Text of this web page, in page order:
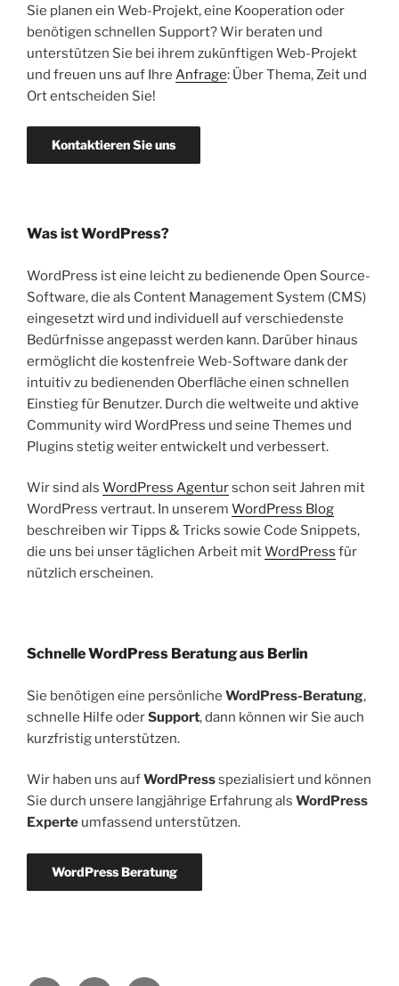
Sie planen ein Web-Projekt, eine Kooperation oder
benötigen schnellen Support? Wir beraten und
unterstützen Sie bei ihrem zukünftigen Web-Projekt
und freuen uns auf Ihre Anfrage: Über Thema, Zeit und
Ort entscheiden Sie!
Kontaktieren Sie uns
Was ist WordPress?
WordPress ist eine leicht zu bedienende Open Source-
Software, die als Content Management System (CMS)
eingesetzt wird und individuell auf verschiedenste
Bedürfnisse angepasst werden kann. Darüber hinaus
ermöglicht die kostenfreie Web-Software dank der
intuitiv zu bedienenden Oberfläche einen schnellen
Einstieg für Benutzer. Durch die weltweite und aktive
Community wird WordPress und seine Themes und
Plugins stetig weiter entwickelt und verbessert.
Wir sind als WordPress Agenturschon seit Jahren mit
WordPress vertraut. In unserem WordPress Blog
beschreiben wir Tipps & Tricks sowie Code Snippets,
die uns bei unser täglichen Arbeit mitWordPress für
nützlich erscheinen.
Schnelle WordPress Beratung aus Berlin
Sie benötigen eine persönliche WordPress-Beratung,
schnelle Hilfe oderSupport, dann können wir Sie auch
kurzfristig unterstützen.
Wir haben uns aufWordPressspezialisiert und können
Sie durch unsere langjährige Erfahrung als WordPress
Experte umfassend unterstützen.
WordPress Beratung